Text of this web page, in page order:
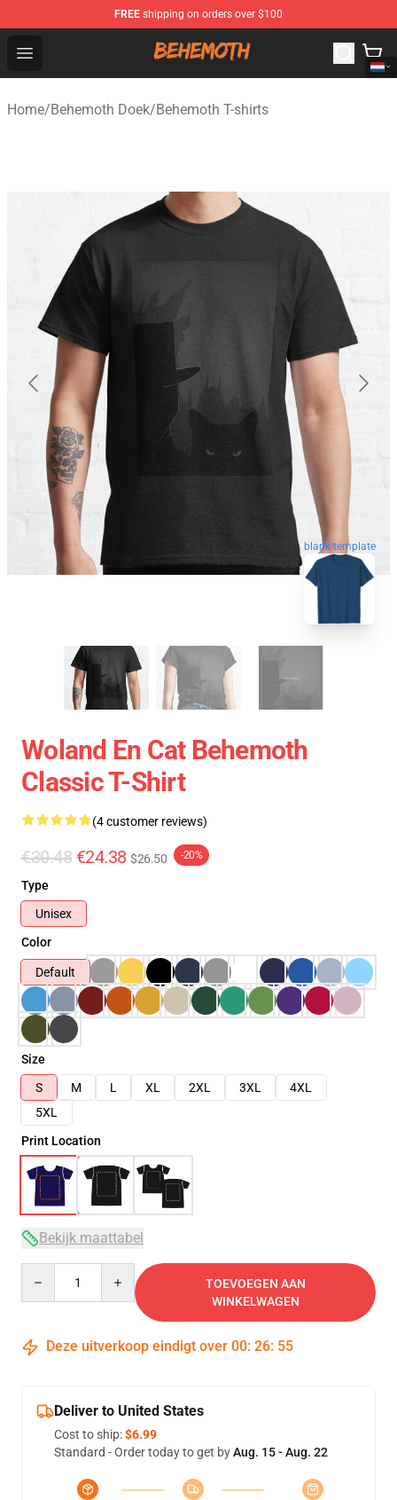
FREE shipping on orders over $100
Open menu
Behemoth Store - Official Behemoth Merchandise Shop
Home/Behemoth Doek/Behemoth T-shirts
blank template
Woland En Cat Behemoth
Classic T-Shirt
(4 customer reviews)
€30.48 €24.38 $26.50 -20%
Type
Unisex
Color
Default
Size
S
M L XL 2XL 3XL
4XL
5XL
Print Location
Bekijk maattabel
TOEVOEGEN AAN
WINKELWAGEN
Deze uitverkoop eindigt over 00: 26: 54
Deliver to United States
Cost to ship:$6.99
Standard - Order today to get byAug. 15 - Aug. 22